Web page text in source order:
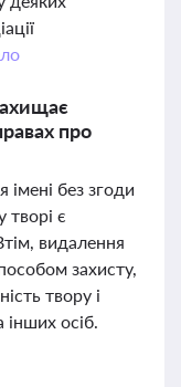
про
без згоди
є
видалення
захисту,
твору і
осіб.